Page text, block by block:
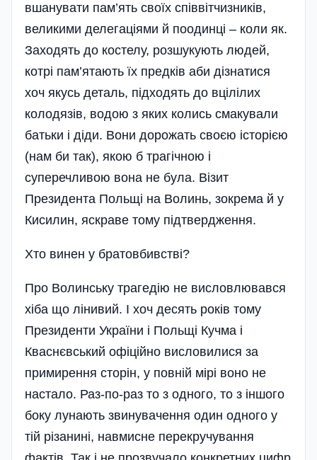
вшанувати пам’ять своїх співвітчизників,
великими делегаціями й поодинці – коли як.
Заходять до костелу, розшукують людей,
котрі пам’ятають їх предків аби дізнатися
хоч якусь деталь, підходять до вцілілих
колодязів, водою з яких колись смакували
батьки і діди. Вони дорожать своєю історією
(нам би так), якою б трагічною і
суперечливою вона не була. Візит
Президента Польщі на Волинь, зокрема й у
Кисилин, яскраве тому підтвердження.
Хто винен у братовбивстві?
Про Волинську трагедію не висловлювався
хіба що лінивий. І хоч десять років тому
Президенти України і Польщі Кучма і
Кваснєвський офіційно висловилися за
примирення сторін, у повній мірі воно не
настало. Раз-по-раз то з одного, то з іншого
боку лунають звинувачення один одного у
тій різанині, навмисне перекручування